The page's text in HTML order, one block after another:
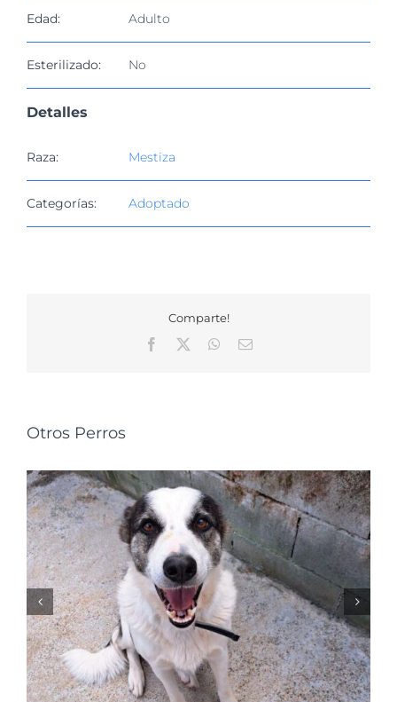
Edad: Adulto
Esterilizado: No
Detalles
Raza: Mestiza
Categorías: Adoptado
Comparte!
Facebook
WhatsApp
Correo
Otros Perros
NALA